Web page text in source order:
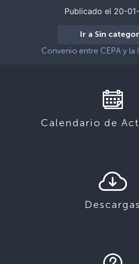
Publicado el 20-
Ir a Sin
Convenio entre CEPA y
Calendario de
Descargas